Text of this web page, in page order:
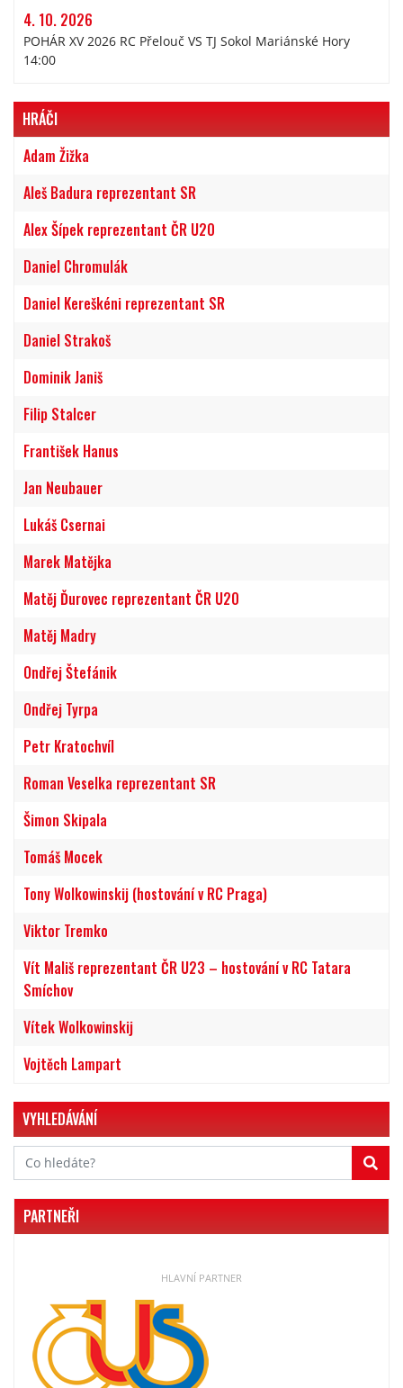
PARTNEŘI
HLAVNÍ PARTNER
4. 10. 2026
POHÁR XV 2026 RC Přelouč VS TJ Sokol Mariánské Hory
14:00
HRÁČI
Adam Žižka
Aleš Badura reprezentant SR
Alex Šípek reprezentant ČR U20
Daniel Chromulák
Daniel Kereškéni reprezentant SR
Daniel Strakoš
Dominik Janiš
Filip Stalcer
František Hanus
Jan Neubauer
Lukáš Csernai
Marek Matějka
Matěj Ďurovec reprezentant ČR U20
Matěj Madry
Ondřej Štefánik
Ondřej Tyrpa
Petr Kratochvíl
Roman Veselka reprezentant SR
Šimon Skipala
Tomáš Mocek
Tony Wolkowinskij (hostování v RC Praga)
Viktor Tremko
Vít Mališ reprezentant ČR U23 – hostování v RC Tatara
Smíchov
Vítek Wolkowinskij
Vojtěch Lampart
VYHLEDÁVÁNÍ